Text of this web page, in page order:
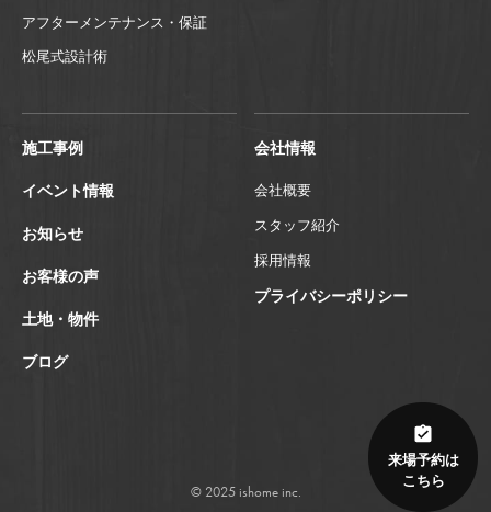
来場予約は
こちら
アフターメンテナンス・保証
松尾式設計術
施工事例
イベント情報
お知らせ
お客様の声
土地・物件
ブログ
会社情報
会社概要
スタッフ紹介
採用情報
プライバシーポリシー
© 2025 ishome inc.